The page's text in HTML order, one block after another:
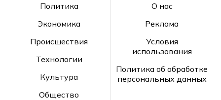
Политика
Экономика
Происшествия
Технологии
Культура
Общество
О нас
Реклама
Условия
использования
Политика об обработке
персональных данных